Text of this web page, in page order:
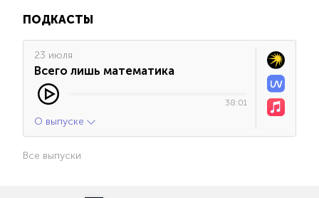
ПОДКАСТЫ
23 июля
Всего лишь математика
38:01
О выпуске
Все выпуски